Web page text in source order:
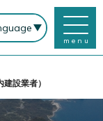
menu
設業者）